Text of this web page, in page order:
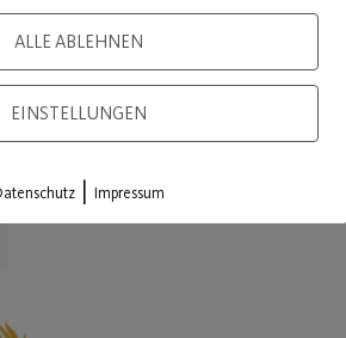
ALLE ABLEHNEN
EINSTELLUNGEN
| Impressum